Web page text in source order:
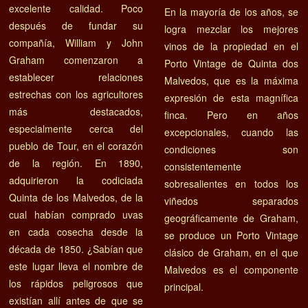
excelente calidad. Poco
después de fundar su
compañía, William y John
Graham comenzaron a
establecer relaciones
estrechas con los agricultores
más destacados,
especialmente cerca del
pueblo de Tour, en el corazón
de la región. En 1890,
adquirieron la codiciada
Quinta de los Malvedos, de la
cual habían comprado uvas
en cada cosecha desde la
década de 1850. ¿Sabían que
este lugar lleva el nombre de
los rápidos peligrosos que
existían allí antes de que se
En la mayoría de los años, se
logra mezclar los mejores
vinos de la propiedad en el
Porto Vintage de Quinta dos
Malvedos, que es la máxima
expresión de esta magnífica
finca. Pero en años
excepcionales, cuando las
condiciones son
consistentemente
sobresalientes en todos los
viñedos separados
geográficamente de Graham,
se produce un Porto Vintage
clásico de Graham, en el que
Malvedos es el componente
principal.